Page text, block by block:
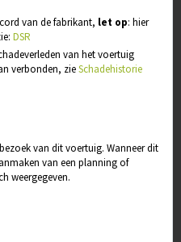
van de fabrikant, let op: hier
DSR
van het voertuig
verbonden, zieSchadehistorie
van dit voertuig. Wanneer dit
van een planning of
weergegeven.